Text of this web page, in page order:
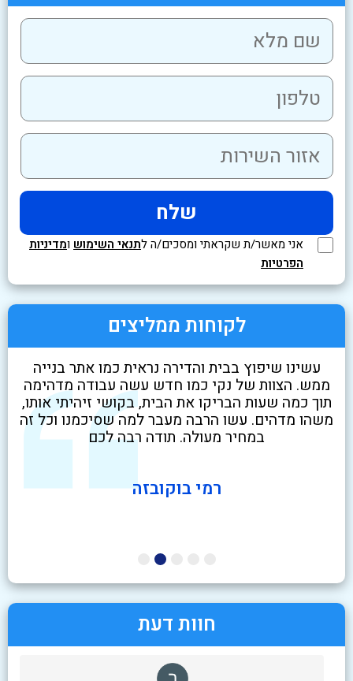
אני מאשר/ת שקראתי ומסכים/ה לתנאי השימוש ומדיניות
הפרטיות
לקוחות ממליצים
עשינו שיפוץ בבית והדירה נראית כמו אתר בנייה
ממש. הצוות של נקי כמו חדש עשה עבודה מדהימה
תוך כמה שעות הבריקו את הבית, בקושי זיהיתי אותו,
משהו מדהים. עשו הרבה מעבר למה שסיכמנו וכל זה
במחיר מעולה. תודה רבה לכם
רמי בוקובזה
חוות דעת